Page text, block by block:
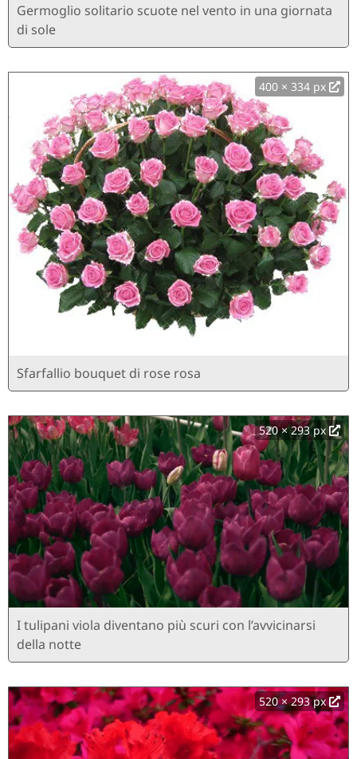
Germoglio solitario scuote nel vento in una giornata
di sole
400 × 334 px
Sfarfallio bouquet di rose rosa
520 × 293 px
I tulipani viola diventano più scuri con l’avvicinarsi
della notte
520 × 293 px